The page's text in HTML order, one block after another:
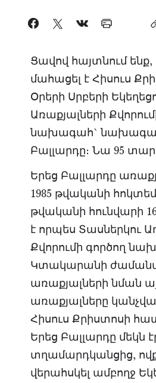
Ցավով հայտնում ենք,
մահացել է Հիսուս
Օրերի Սրբերի
Առաքյալների
նախագահ`
Բալլարդը։ Նա 95
Երեց Բալլարդը
1985 թվականի
թվականի հունվարի
է որպես Տասներկու
Քվորումի գործող
Կտակարանի
առաքյալների նման
առաքյալները
Հիսուս Քրիստոսի
Երեց Բալլարդը մեկն
տղամարդկանցից,
վերահսկել ամբողջ